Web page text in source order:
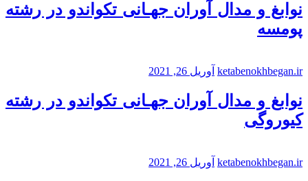
نوابغ و مدال آوران جهـانی تکواندو در رشته
پومسه
ketabenokhbegan.ir آوریل 26, 2021
نوابغ و مدال آوران جهـانی تکواندو در رشته
کیوروگی
ketabenokhbegan.ir آوریل 26, 2021